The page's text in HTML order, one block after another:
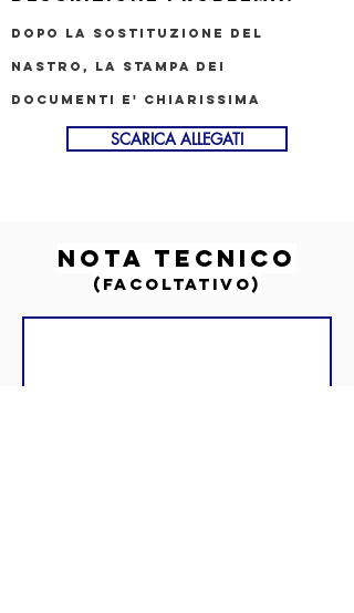
DOPO LA SOSTITUZIONE DEL
NASTRO, LA STAMPA DEI
DOCUMENTI E' CHIARISSIMA
SCARICA ALLEGATI
nota tecnico
(FACOLTATIVO)